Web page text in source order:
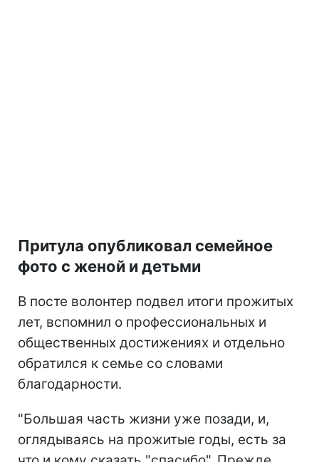
Притула опубликовал семейное
фото с женой и детьми
В посте волонтер подвел итоги прожитых
лет, вспомнил о профессиональных и
общественных достижениях и отдельно
обратился к семье со словами
благодарности.
"Большая часть жизни уже позади, и,
оглядываясь на прожитые годы, есть за